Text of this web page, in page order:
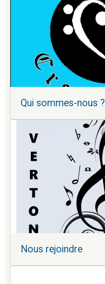
Qui sommes-nous ?
Nous rejoindre